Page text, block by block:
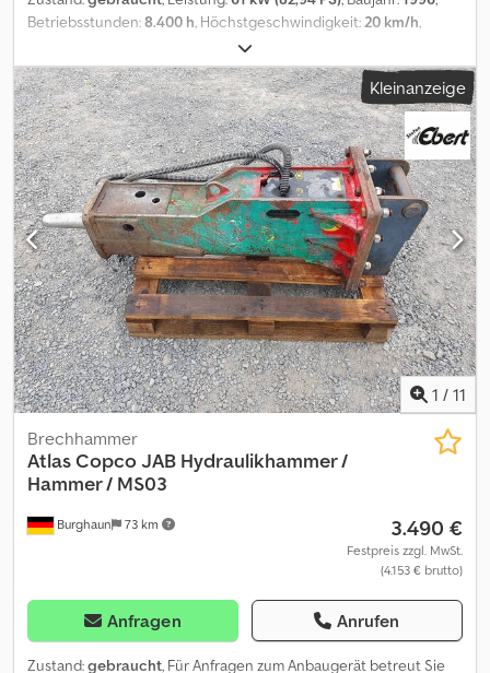
Betriebsstunden:8.400 h, Höchstgeschwindigkeit:20 km/h,
, Betriebsstunden:8400,
Knicklenkung_____inkl. Schaufel und Palettengabel, Motor ca.
4000h,Lagerort:Kunde Dksdjzr Ta Eopfx Acrjr
Kleinanzeige
1 / 11
Burghaun 73 km
Brechhammer
Atlas CopcoJAB Hydraulikhammer /
Hammer / MS03
3.490 €
Festpreis zzgl. MwSt.
(4.153 € brutto)
Anfragen Anrufen
Zustand:gebraucht, Für Anfragen zum Anbaugerät betreut Sie